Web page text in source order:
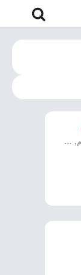
غناء : اصيل هميم, عايض